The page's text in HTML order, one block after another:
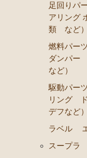
エンジンパーツ
エンジンパーツ
エンジンパーツ
ブレーキパーツ
クラッチパーツ
燃料パーツ（ポ
エンジンパーツ
足回りパ
アリング
類 など）
燃料パー
ダンパー
など）
駆動パー
リング
デフなど）
ラベル
スープラ